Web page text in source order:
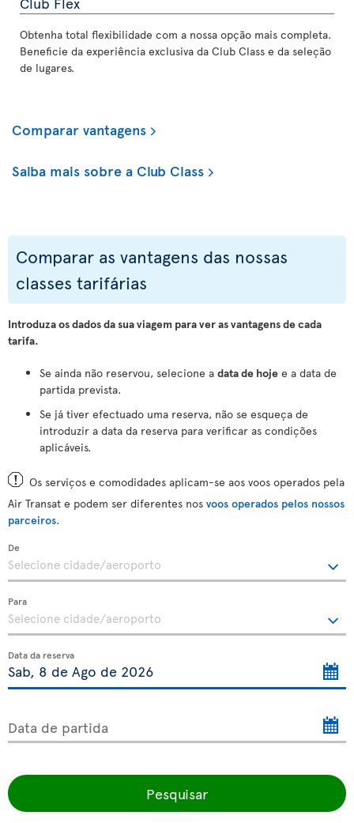
Obtenha total flexibilidade com a nossa opção mais completa.
Beneficie da experiência exclusiva da Club Class e da seleção
de lugares.
Comparar vantagens
Saiba mais sobre a Club Class
Comparar as vantagens das nossas
classes tarifárias
Introduza os dados da sua viagem para ver as vantagens de cada
tarifa.
Se ainda não reservou, selecione a data de hoje e a data de
partida prevista.
Se já tiver efectuado uma reserva, não se esqueça de
introduzir a data da reserva para verificar as condições
aplicáveis.
Os serviços e comodidades aplicam-se aos voos operados pela
Air Transat e podem ser diferentes nos voos operados pelos nossos
parceiros.
De
Para
Data da reserva
Data de partida
Pesquisar